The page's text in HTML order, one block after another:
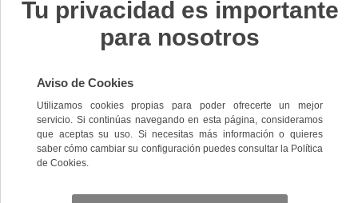
Tinta Epson T1301 negro
Ref. C13T130140